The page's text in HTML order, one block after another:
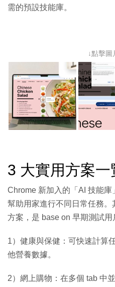
需的預設技能庫。
↓點擊圖
3 大實用方案一
Chrome 新加入的「AI 技能
幫助用家進行不同日常任務。
方案，是 base on 早期測試用
1）健康與保健：可快速計算
他營養數據。
2）網上購物：在多個 tab 中